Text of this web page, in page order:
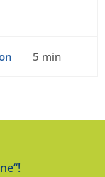
5 min